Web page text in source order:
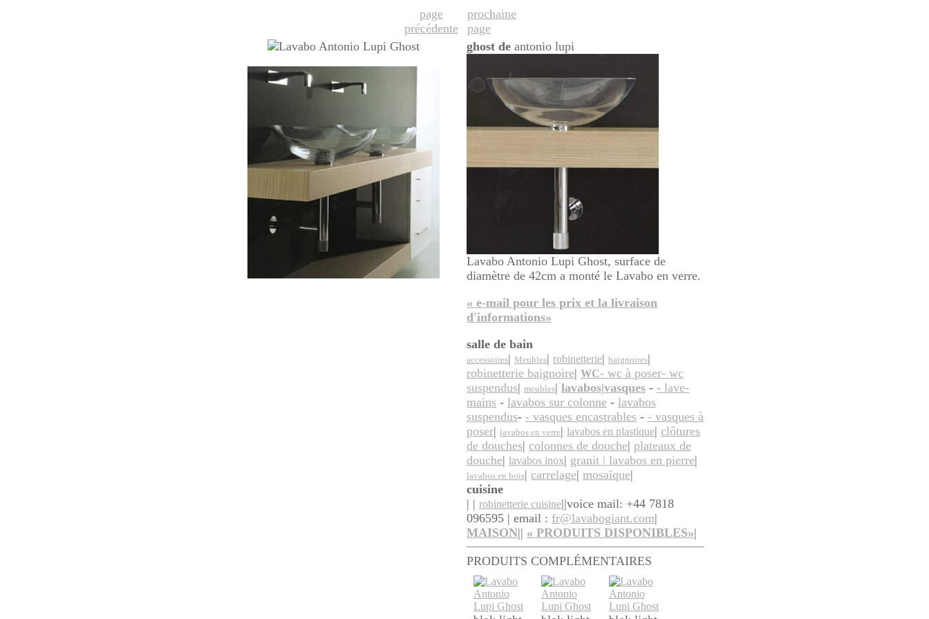
page
précédente
prochaine
page
ghost de antonio lupi
Lavabo Antonio Lupi Ghost, surface de
diamètre de 42cm a monté le Lavabo en verre.
« e-mail pour les prix et la livraison
d'informations»
salle de bain
accessoires| Meubles| robinetterie| baignoires|
robinetterie baignoire| WC- wc à poser- wc
suspendus| meubles| lavabos|vasques - - lave-
mains - lavabos sur colonne - lavabos
suspendus- - vasques encastrables - - vasques à
poser| lavabos en verre| lavabos en plastique| clôtures
de douches| colonnes de douche| plateaux de
douche| lavabos inox| granit | lavabos en pierre|
lavabos en bois| carrelage| mosaïque|
cuisine
| | robinetterie cuisine||voice mail: +44 7818
096595 | email : fr@lavabogiant.com|
MAISON|| « PRODUITS DISPONIBLES»|
PRODUITS COMPLÉMENTAIRES